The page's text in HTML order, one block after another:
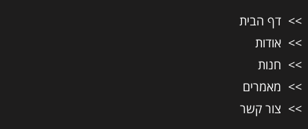
דף הבית
אודות
חנות
מאמרים
צור קשר